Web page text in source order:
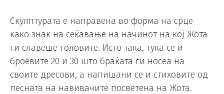
Скулптурата е направена во форма на срце
како знак на сеќавање на начинот на кој Жота
ги славеше головите. Исто така, тука се и
броевите 20 и 30 што браќата ги носеа на
своите дресови, а напишани се и стиховите од
песната на навивачите посветена на Жота.